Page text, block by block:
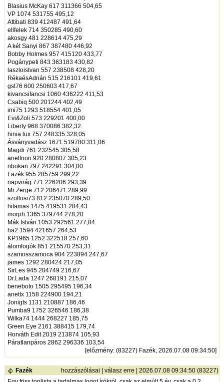
Blasius McKay 617 311366 504,65
VP 1074 531755 495,12
Attibati 839 412487 491,64
ellfelek 714 350285 490,60
akosgy 481 228614 475,29
A két Sanyi 867 387480 446,92
Bobby Holmes 957 415120 433,77
Pogánypeti 843 363183 430,82
laszloistvan 557 238508 428,20
RékaésAdrián 515 216101 419,61
gst76 600 250603 417,67
kivancsifancsi 1060 436222 411,53
Csabiq 500 201244 402,49
imi75 1293 518554 401,05
Evi&Zoli 573 229201 400,00
Liberty 968 370086 382,32
hinia lux 757 248335 328,05
Ásványvadász 1671 519780 311,06
Magdi 761 232545 305,58
anettnori 920 280807 305,23
nbokan 797 242291 304,00
Fazék 955 285759 299,22
napvirág 771 226206 293,39
Mr Zerge 712 206471 289,99
szollosi73 812 235070 289,50
hitamas 1475 419531 284,43
morph 1365 379744 278,20
Mák István 1053 292561 277,84
ha2 1594 421657 264,53
KP1965 1252 322518 257,60
álomfogók 851 215570 253,31
szamosszamoca 904 223894 247,67
james 1292 280424 217,05
SirLes 945 204749 216,67
Dr.Lada 1247 268191 215,07
beneboto 1505 295495 196,34
anettx 1158 224900 194,21
Jonigts 1131 210887 186,46
Pumba9 1752 326546 186,38
Wilka74 1444 268227 185,75
Green Eye 2161 388415 179,74
Horváth Edit 2019 213874 105,93
Páratlanpáros 2862 296336 103,54
[előzmény: (83227) Fazék, 2026.07.08 09:34:50]
Fazék hozzászólásai |válasz erre | 2026.07.08 09:34:50 (83227)